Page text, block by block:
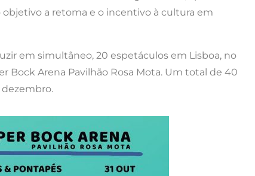
a retoma e o incentivo à cultura em
em simultâneo, 20 espetáculos em Lisboa, no
Bock Arena Pavilhão Rosa Mota. Um total de 40